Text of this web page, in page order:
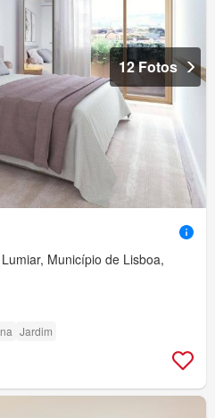
12 Fotos
Município de Lisboa,
Jardim